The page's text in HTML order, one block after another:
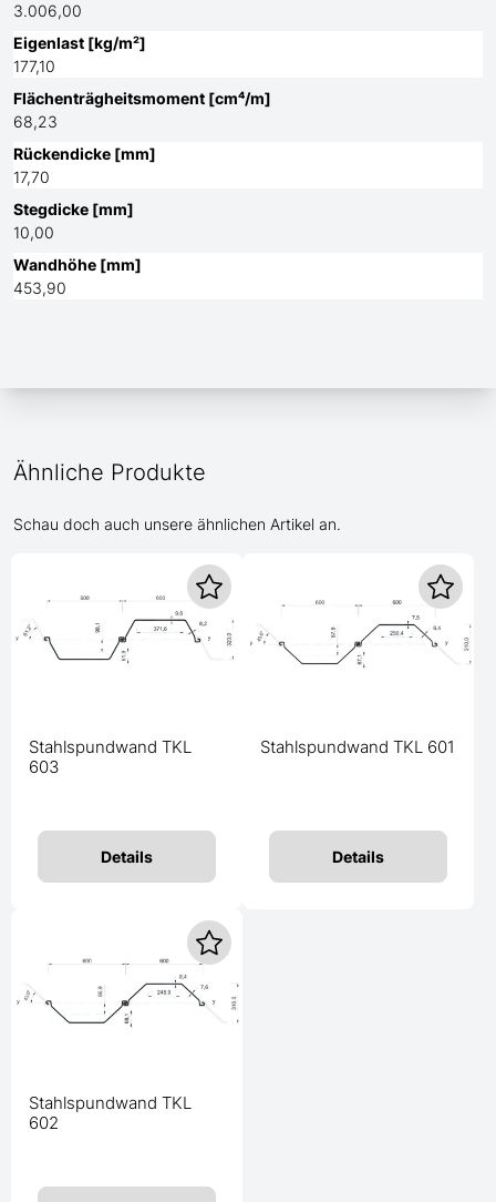
3.006,00
Eigenlast [kg/m²]
177,10
Flächenträgheitsmoment [cm⁴/m]
68,23
Rückendicke [mm]
17,70
Stegdicke [mm]
10,00
Wandhöhe [mm]
453,90
Ähnliche Produkte
Schau doch auch unsere ähnlichen Artikel an.
Stahlspundwand TKL
603
Details
Stahlspundwand TKL 601
Details
Stahlspundwand TKL
602